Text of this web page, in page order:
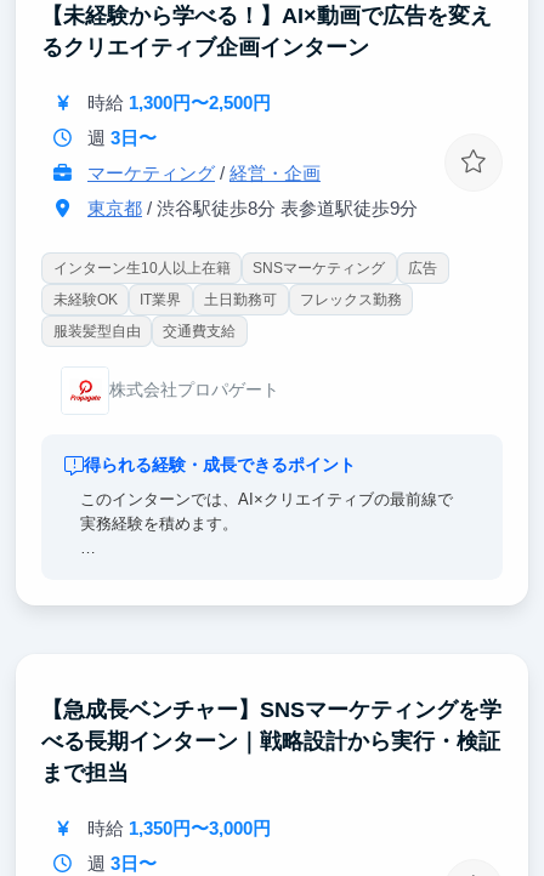
ます。これらは就活で語りやすい実務経験となり、過
去のインターン生は博報堂やリクルートなど大手企業
に多数内定しています。
【未経験から学べる！】AI×動画で広告を変え
るクリエイティブ企画インターン
時給 1,300円〜2,500円
週 3日〜
マーケティング/ 経営・企画
東京都/ 渋谷駅徒歩8分 表参道駅徒歩9分
インターン生10人以上在籍 SNSマーケティング
広告
未経験OK
IT業界 土日勤務可
フレックス勤務
服装髪型自由
交通費支給
株式会社プロパゲート
得られる経験・成長できるポイント
このインターンでは、AI×クリエイティブの最前線で
実務経験を積めます。
でなく、チームを動かすディレクション力も養われま
す。
【急成長ベンチャー】SNSマーケティングを学
べる長期インターン｜戦略設計から実行・検証
まで担当
時給 1,350円〜3,000円
週 3日〜